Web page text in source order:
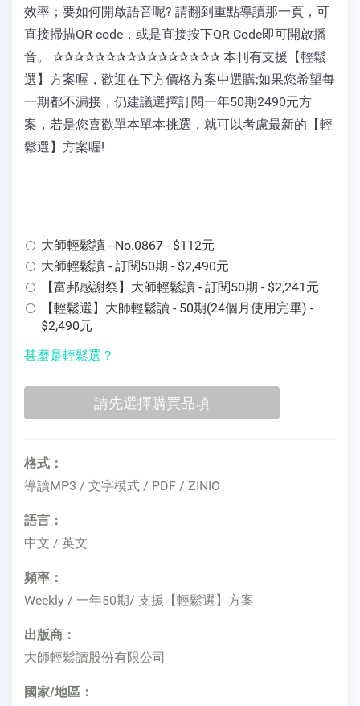
效率；要如何開啟語音呢? 請翻到重點導讀那一頁，可
直接掃描QR code，或是直接按下QR Code即可開啟播
音。 ✰✰✰✰✰✰✰✰✰✰✰✰✰✰✰✰ 本刊有支援【輕鬆
選】方案喔，歡迎在下方價格方案中選購;如果您希望每
一期都不漏接，仍建議選擇訂閱一年50期2490元方
案，若是您喜歡單本單本挑選，就可以考慮最新的【輕
鬆選】方案喔!
大師輕鬆讀 - No.0867 - $112元
大師輕鬆讀 - 訂閱50期 - $2,490元
【富邦感謝祭】大師輕鬆讀 - 訂閱50期 - $2,241元
【輕鬆選】大師輕鬆讀 - 50期(24個月使用完畢) -
$2,490元
甚麼是輕鬆選？
格式：
導讀MP3 / 文字模式 / PDF / ZINIO
語言：
中文 / 英文
頻率：
Weekly / 一年50期/ 支援【輕鬆選】方案
出版商：
大師輕鬆讀股份有限公司
國家/地區：